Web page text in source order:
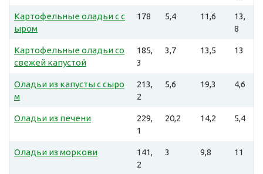
Картофельные оладьи с с
ыром
178 5,4 11,6
13,
8
Картофельные оладьи со
свежей капустой
185,
3
3,7 13,5 13
Оладьи из капусты с сыро
м
213,
2
5,6 19,3 4,6
Оладьи из печени
229,
1
20,2 14,2 5,4
Оладьи из моркови
141,
2
3 9,8 11